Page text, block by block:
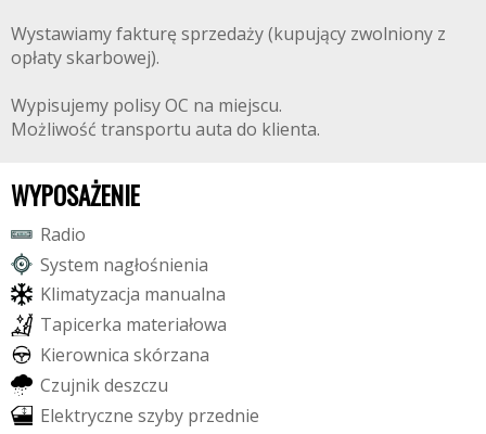
Wystawiamy fakturę sprzedaży (kupujący zwolniony z
opłaty skarbowej).
Wypisujemy polisy OC na miejscu.
Możliwość transportu auta do klienta.
WYPOSAŻENIE
Radio
System nagłośnienia
Klimatyzacja manualna
Tapicerka materiałowa
Kierownica skórzana
Czujnikdeszczu
Elektryczne szyby przednie